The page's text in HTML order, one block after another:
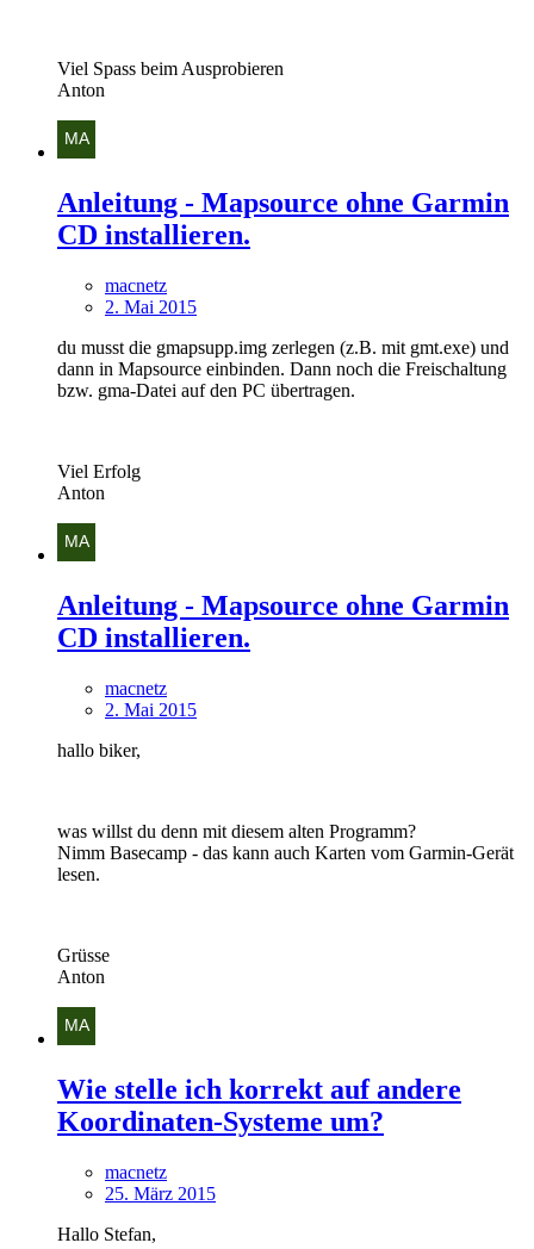
Viel Spass beim Ausprobieren
Anton
Anleitung - Mapsource ohne Garmin
CD installieren.
macnetz
2. Mai 2015
du musst die gmapsupp.img zerlegen (z.B. mit gmt.exe) und
dann in Mapsource einbinden. Dann noch die Freischaltung
bzw. gma-Datei auf den PC übertragen.
Viel Erfolg
Anton
Anleitung - Mapsource ohne Garmin
CD installieren.
macnetz
2. Mai 2015
hallo biker,
was willst du denn mit diesem alten Programm?
Nimm Basecamp - das kann auch Karten vom Garmin-Gerät
lesen.
Grüsse
Anton
Wie stelle ich korrekt auf andere
Koordinaten-Systeme um?
macnetz
25. März 2015
Hallo Stefan,